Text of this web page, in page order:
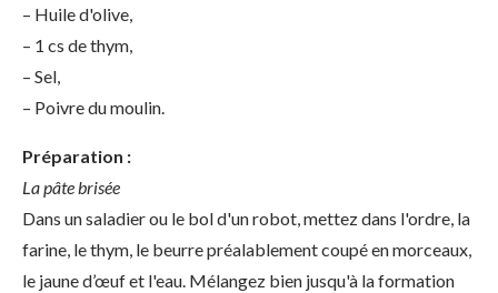
– Huile d'olive,
– 1 cs de thym,
– Sel,
– Poivre du moulin.
Préparation :
La pâte brisée
Dans un saladier ou le bol d'un robot, mettez dans l'ordre, la
farine, le thym, le beurre préalablement coupé en morceaux,
le jaune d’œuf et l'eau. Mélangez bien jusqu'à la formation